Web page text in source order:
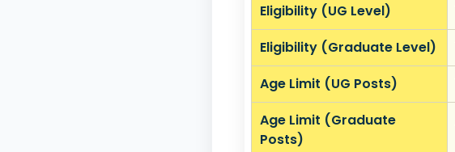
Eligibility (UG Level)
Eligibility (Graduate Level)
Age Limit (UG Posts)
Age Limit (Graduate
Posts)